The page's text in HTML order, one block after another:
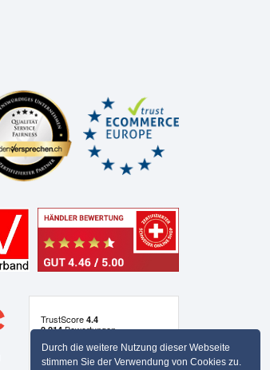
Durch die weitere Nutzung dieser Webseite
stimmen Sie der Verwendung von Cookies zu.